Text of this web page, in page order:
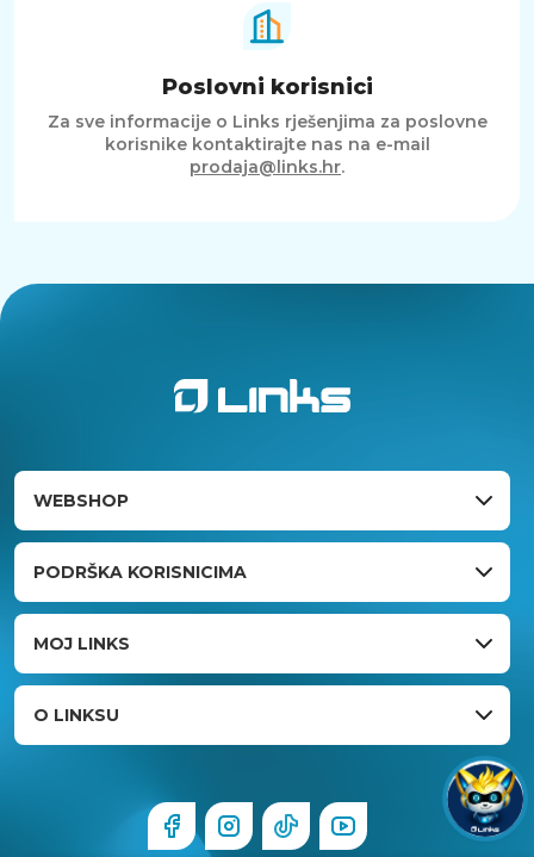
Poslovni korisnici
Za sve informacije o Links rješenjima za poslovne
korisnike kontaktirajte nas na e-mail
prodaja@links.hr.
WEBSHOP
PODRŠKA KORISNICIMA
MOJ LINKS
O LINKSU